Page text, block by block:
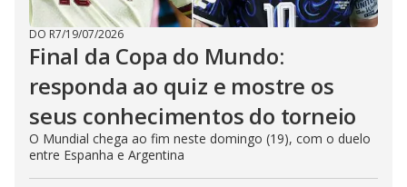
DO R7/19/07/2026
Final da Copa do Mundo:
responda ao quiz e mostre os
seus conhecimentos do torneio
O Mundial chega ao fim neste domingo (19), com o duelo
entre Espanha e Argentina